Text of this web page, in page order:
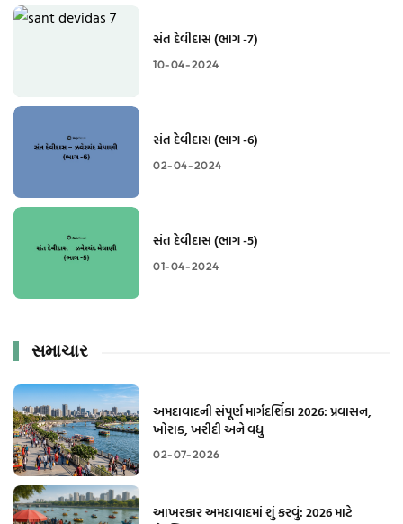
સંત દેવીદાસ (ભાગ -7)
10-04-2024
સંત દેવીદાસ (ભાગ -6)
02-04-2024
સંત દેવીદાસ (ભાગ -5)
01-04-2024
સમાચાર
02-07-2026
અમદાવાદની સંપૂર્ણ માર્ગદર્શિકા 2026: પ્રવાસન,
ખોરાક, ખરીદી અને વધુ
આખરકાર અમદાવાદમાં શું કરવું: 2026 માટે